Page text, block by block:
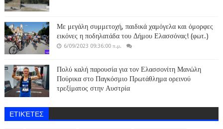
Με μεγάλη συμμετοχή, παιδικά χαμόγελα και όμορφες
εικόνες η ποδηλατάδα του Δήμου Ελασσόνας! (φωτ.)
6/09/2023 09:36:00 π.μ.
Πολύ καλή παρουσία για τον Ελασσονίτη Μανώλη
Πούρικα στο Παγκόσμιο Πρωτάθλημα ορεινού
τρεξίματος στην Αυστρία
ΕΤΙΚΈΤΕΣ